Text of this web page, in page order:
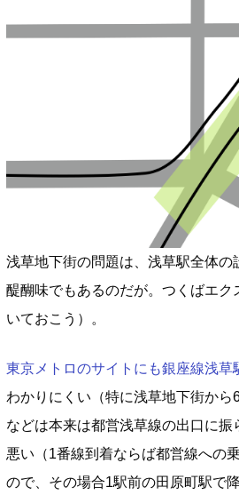
浅草地下街の問題は、浅草駅全体
醍醐味でもあるのだが。つくばエ
いておこう）。
東京メトロのサイトにも銀座線浅
わかりにくい（特に浅草地下街か
などは本来は都営浅草線の出口に
悪い（1番線到着ならば都営線への
ので、その場合1駅前の田原町駅で